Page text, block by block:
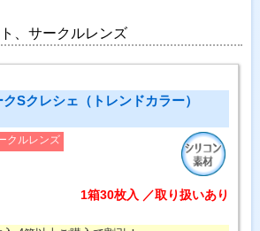
、サークルレンズ
Sクレシェ（トレンドカラー）
クルレンズ
1箱30枚入 ／取り扱いあり